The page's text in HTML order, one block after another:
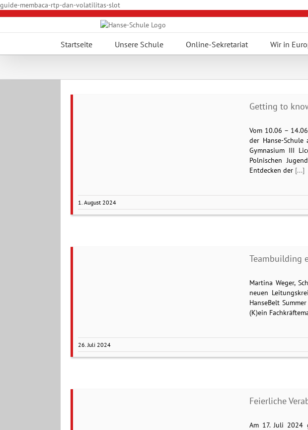
guide-membaca-rtp-dan-volatilitas-slotZum
springen
Startseite Unsere Schule Online-Sekretariat Wir in
Getting to
Vom 10.06 –
der Hanse-
Gymnasium III
Polnischen
Entdecken der [...]
1. August 2024
Teambuilding
Martina Weger,
neuen
HanseBelt
(K)ein
26. Juli 2024
Feierliche
Am 17. Juli 2024